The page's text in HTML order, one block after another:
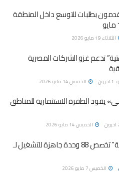
بطلبات للتوسع داخل المنطقة
الثلاثاء 19 مايو 2026
تدعم غزو الشركات المصرية
و 1 اخرون الخميس 14 مايو 2026
يقود الطفرة الاستثمارية للمناطق
الخميس 14 مايو 2026
“التنمية الصناعية” تخصص 88 وحدة جاهزة للتشغيل لـ
الخميس 7 مايو 2026